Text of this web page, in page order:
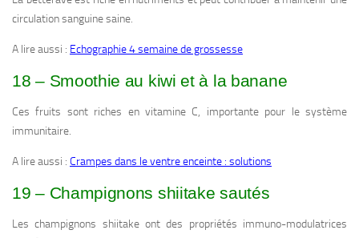
circulation sanguine saine.
A lire aussi : Echographie 4 semaine de grossesse
18 – Smoothie au kiwi et à la banane
Ces fruits sont riches en vitamine C, importante pour le système
immunitaire.
A lire aussi : Crampes dans le ventre enceinte : solutions
19 – Champignons shiitake sautés
Les champignons shiitake ont des propriétés immuno-modulatrices